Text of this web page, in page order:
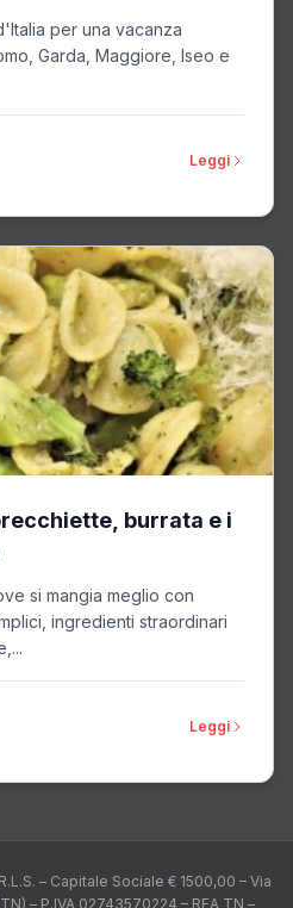
per una vacanza
Garda, Maggiore, Iseo e
Leggi
burrata e i
si mangia meglio con
ingredienti straordinari
Leggi
– Capitale Sociale € 1500,00 – Via
– P.IVA 02743570224 – REA TN –